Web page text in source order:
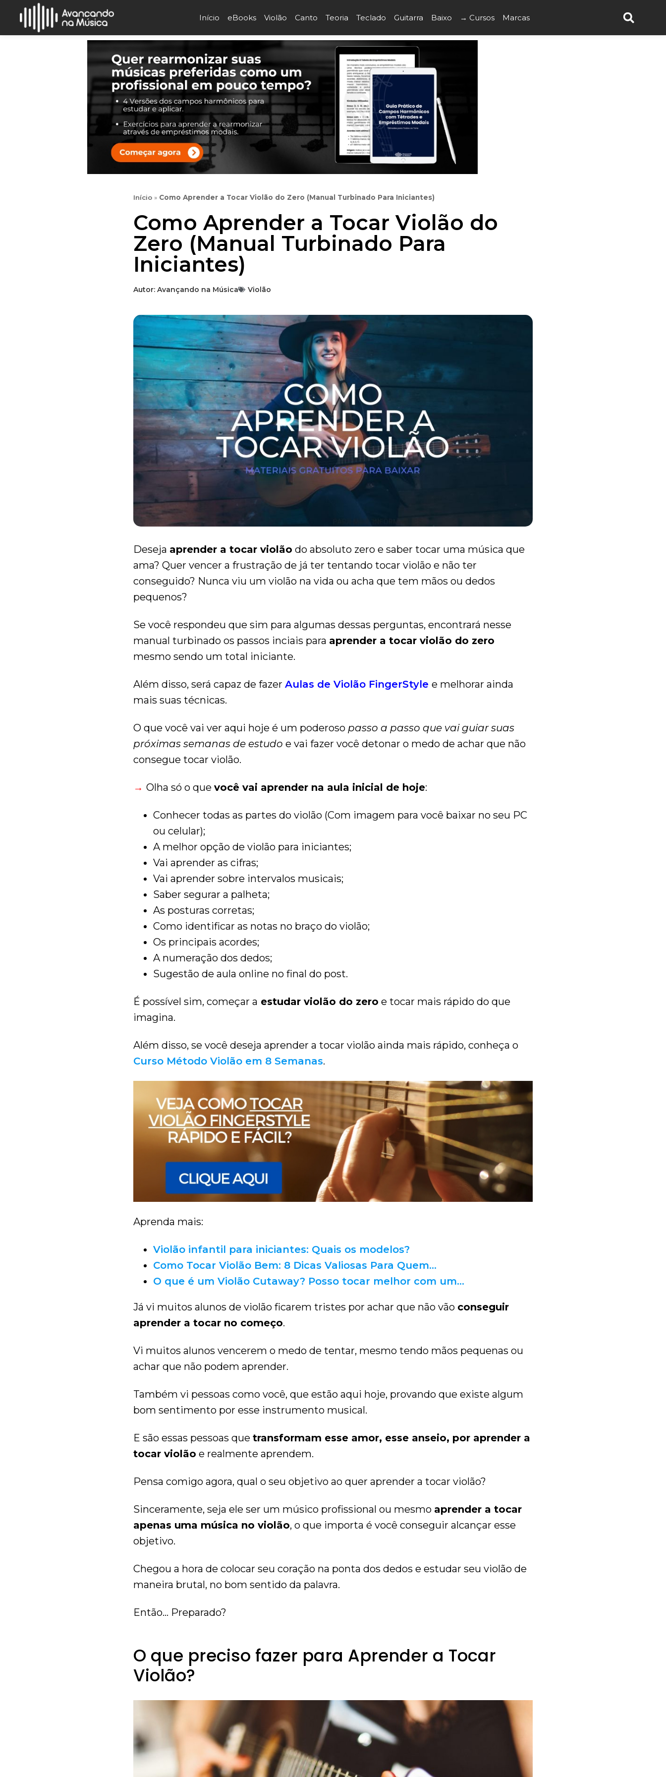
Início eBooks Violão Canto Teoria Teclado Guitarra Baixo → Cursos Marcas
Início» Como Aprender a Tocar Violão do Zero (Manual Turbinado Para Iniciantes)
Como Aprender a Tocar Violão do
Zero (Manual Turbinado Para
Iniciantes)
Autor: Avançando na Música Violão
Deseja aprender a tocar violão do absoluto zero e saber tocar uma música que
ama? Quer vencer a frustração de já ter tentando tocar violão e não ter
conseguido? Nunca viu um violão na vida ou acha que tem mãos ou dedos
pequenos?
Se você respondeu que sim para algumas dessas perguntas, encontrará nesse
manual turbinado os passos inciais para aprender a tocar violão do zero
mesmo sendo um total iniciante.
Além disso, será capaz de fazer Aulas de Violão FingerStyle e melhorar ainda
mais suas técnicas.
O que você vai ver aqui hoje é um poderoso passo a passo que vai guiar suas
próximas semanas de estudo e vai fazer você detonar o medo de achar que não
consegue tocar violão.
→ Olha só o que você vai aprender na aula inicial de hoje:
Conhecer todas as partes do violão (Com imagem para você baixar no seu PC
ou celular);
A melhor opção de violão para iniciantes;
Vai aprender as cifras;
Vai aprender sobre intervalos musicais;
Saber segurar a palheta;
As posturas corretas;
Como identificar as notas no braço do violão;
Os principais acordes;
A numeração dos dedos;
Sugestão de aula online no final do post.
É possível sim, começar a estudar violão do zero e tocar mais rápido do que
imagina.
Além disso, se você deseja aprender a tocar violão ainda mais rápido, conheça o
Curso Método Violão em 8 Semanas.
Aprenda mais:
Violão infantil para iniciantes: Quais os modelos?
Como Tocar Violão Bem: 8 Dicas Valiosas Para Quem…
O que é um Violão Cutaway? Posso tocar melhor com um…
Já vi muitos alunos de violão ficarem tristes por achar que não vão conseguir
aprender a tocar no começo.
Vi muitos alunos vencerem o medo de tentar, mesmo tendo mãos pequenas ou
achar que não podem aprender.
Também vi pessoas como você, que estão aqui hoje, provando que existe algum
bom sentimento por esse instrumento musical.
E são essas pessoas que transformam esse amor, esse anseio, por aprender a
tocar violão e realmente aprendem.
Pensa comigo agora, qual o seu objetivo ao quer aprender a tocar violão?
Sinceramente, seja ele ser um músico profissional ou mesmo aprender a tocar
apenas uma música no violão, o que importa é você conseguir alcançar esse
objetivo.
Chegou a hora de colocar seu coração na ponta dos dedos e estudar seu violão de
maneira brutal, no bom sentido da palavra.
Então… Preparado?
O que preciso fazer para Aprender a Tocar
Violão?